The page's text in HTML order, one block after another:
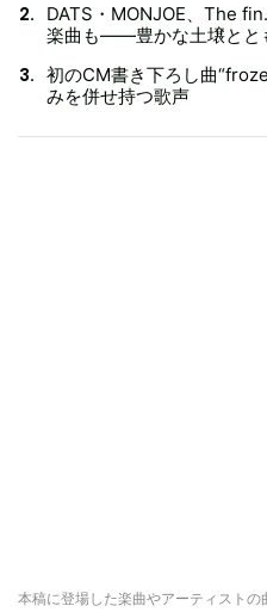
DATS・MONJOE、The
楽曲も——豊かな土壌とと
初のCM書き下ろし曲
みを併せ持つ歌声
本稿に登場した楽曲やアーティスト